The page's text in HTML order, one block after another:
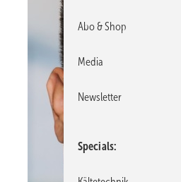
Abo & Shop
Media
Newsletter
Specials